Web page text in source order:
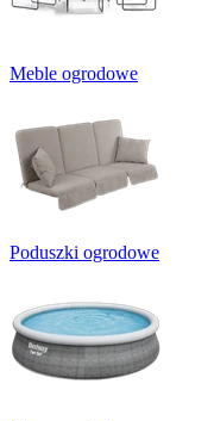
Meble ogrodowe
Poduszki ogrodowe